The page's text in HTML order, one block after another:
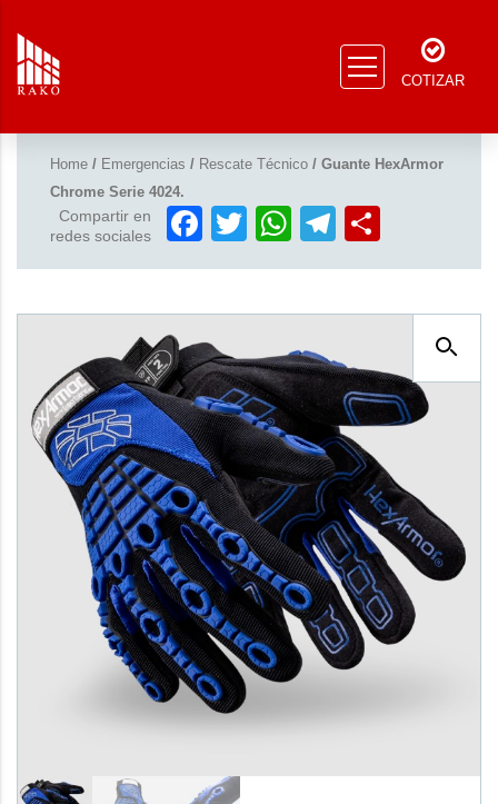
COTIZAR
Home / Emergencias / Rescate Técnico / Guante HexArmor
Chrome Serie 4024.
Compartir en
redes sociales
Facebook
TwitterWhatsApp
Telegram